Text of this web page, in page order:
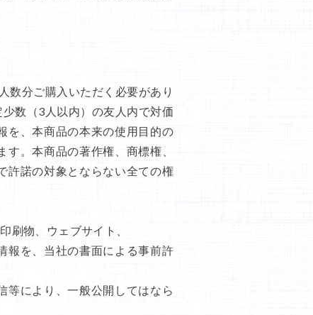
数分ご購入いただく必要があり
数（3人以内）の友人内で対価
を、本商品の本来の使用目的の
。本商品の著作権、商標権、
許諾の対象とならない全ての権
刷物、ウェブサイト、
報を、当社の書面による事前許
等により、一般公開してはなら